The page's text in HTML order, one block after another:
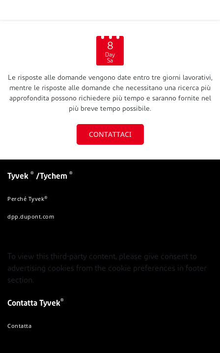
8
Day
Sa
Le risposte alle domande vengono date entro tre giorni lavorativi,
mentre le risposte alle domande che necessitano una ricerca più
approfondita possono richiedere più tempo e saranno fornite nel
più breve tempo possibile.
CONTATTACI
Tyvek ® /Tychem ®
Perché Tyvek®
dpp.dupont.com
To view this third-party content, please give consent to
advertising cookies from the cookie preferences in footer
section.
Contatta Tyvek®
Contatta